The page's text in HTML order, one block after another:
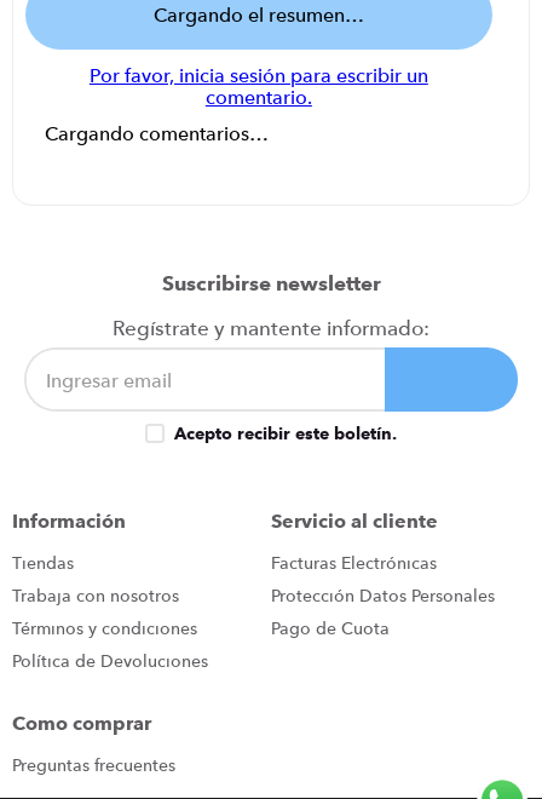
Cargando el resumen…
Por favor, inicia sesión para escribir un
comentario.
Cargando comentarios…
Suscribirse newsletter
Regístrate y mantente informado:
Acepto recibir este boletín.
Información
Tiendas
Trabaja con nosotros
Términos y condiciones
Política de Devoluciones
Servicio al cliente
Facturas Electrónicas
Protección Datos Personales
Pago de Cuota
Como comprar
Preguntas frecuentes